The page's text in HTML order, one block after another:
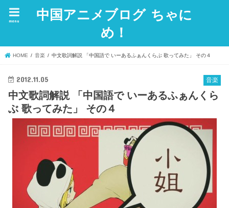
中国アニメブログ ちゃに
め！
menu
HOME 音楽 中文歌詞解説 「中国語で いーあるふぁんくらぶ 歌ってみた」 その４
音楽
2012.11.05
中文歌詞解説 「中国語で いーあるふぁんくら
ぶ 歌ってみた」 その４